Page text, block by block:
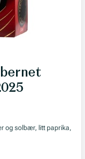
og solbær, litt paprika,